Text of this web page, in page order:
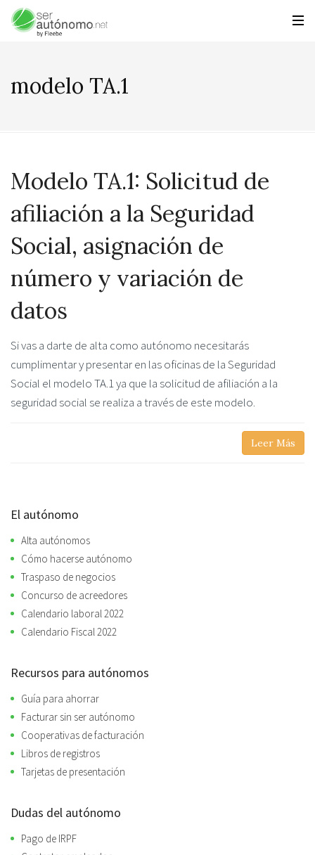
modelo TA.1
Modelo TA.1: Solicitud de
afiliación a la Seguridad
Social, asignación de
número y variación de
datos
Si vas a darte de alta como autónomo necesitarás
cumplimentar y presentar en las oficinas de la Seguridad
Social el modelo TA.1 ya que la solicitud de afiliación a la
seguridad social se realiza a través de este modelo.
Leer Más
El autónomo
Alta autónomos
Cómo hacerse autónomo
Traspaso de negocios
Concurso de acreedores
Calendario laboral 2022
Calendario Fiscal 2022
Recursos para autónomos
Guía para ahorrar
Facturar sin ser autónomo
Cooperativas de facturación
Libros de registros
Tarjetas de presentación
Dudas del autónomo
Pago de IRPF